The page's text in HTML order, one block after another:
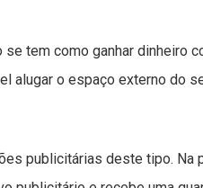
tem como ganhar dinheiro
alugar o espaço externo do
publicitárias deste tipo. Na